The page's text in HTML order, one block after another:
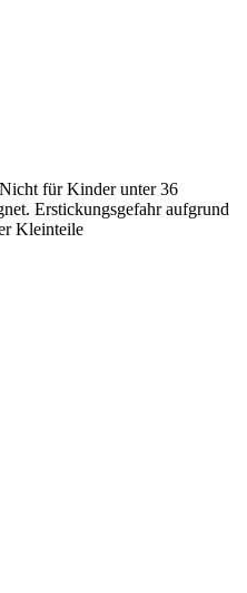
für Kinder unter 36
Erstickungsgefahr aufgrund
Kleinteile